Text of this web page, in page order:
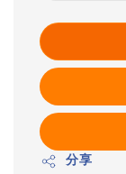
分享